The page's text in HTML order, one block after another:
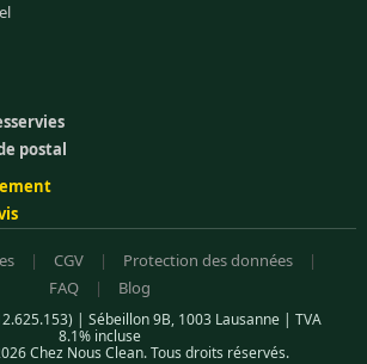
postal
| CGV | Protection des données
|
FAQ
| Blog
| Sébeillon 9B, 1003 Lausanne | TVA
8.1% incluse
Chez Nous Clean. Tous droits réservés.